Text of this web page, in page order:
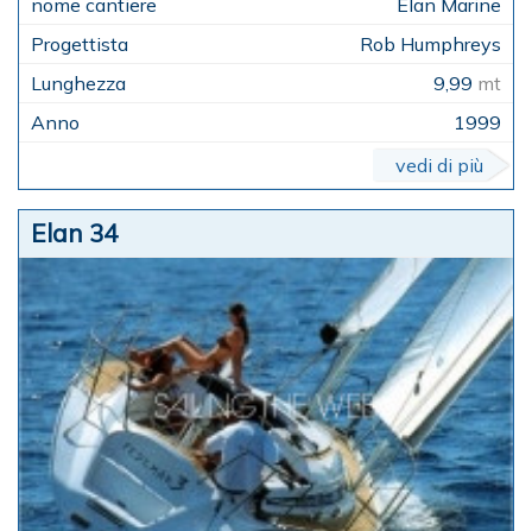
Elan Marine
Rob Humphreys
9,99 mt
1999
vedi di più
Elan 34